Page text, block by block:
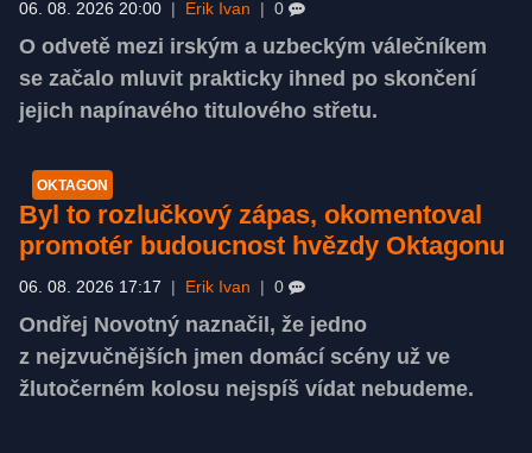
06. 08. 2026 20:00 Erik Ivan 0
O odvetě mezi irským a uzbeckým válečníkem
se začalo mluvit prakticky ihned po skončení
jejich napínavého titulového střetu.
OKTAGON
Byl to rozlučkový zápas, okomentoval
promotér budoucnost hvězdy Oktagonu
06. 08. 2026 17:17 Erik Ivan 0
Ondřej Novotný naznačil, že jedno
z nejzvučnějších jmen domácí scény už ve
žlutočerném kolosu nejspíš vídat nebudeme.